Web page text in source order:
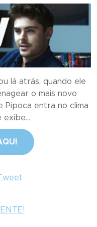
lá atrás, quando ele
o mais novo
Pipoca entra no clima
Tweet